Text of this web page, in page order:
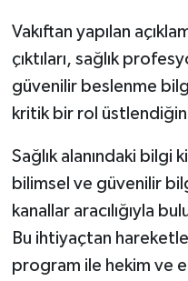
Vakıftan yapılan
çıktıları, sağlık
güvenilir beslenme
kritik bir rol
Sağlık alanındaki bilgi
bilimsel ve güvenilir
kanallar aracılığıyla
Bu ihtiyaçtan
program ile hekim ve